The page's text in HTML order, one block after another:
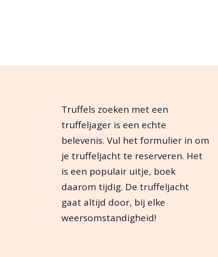
Truffels zoeken met een
truffeljager is een echte
belevenis. Vul het formulier in om
je truffeljacht te reserveren. Het
is een populair uitje, boek
daarom tijdig. De truffeljacht
gaat altijd door, bij elke
weersomstandigheid!